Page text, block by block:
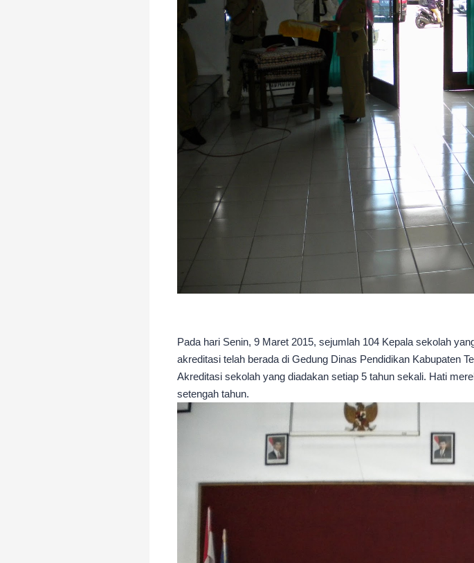
Pada hari Senin, 9 Maret 2015, sejumlah 104 Kepala sekolah
akreditasi telah berada di Gedung Dinas Pendidikan Kabupaten
Akreditasi sekolah yang diadakan setiap 5 tahun sekali. Hati
setengah tahun.